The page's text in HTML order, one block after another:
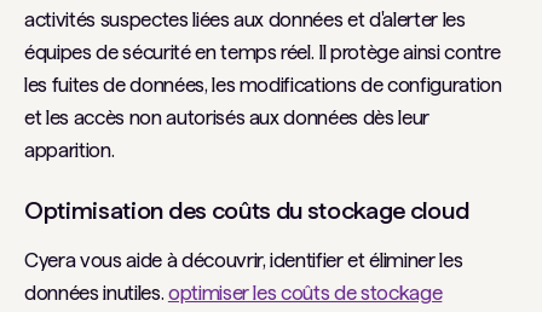
activités suspectes liées aux données et d'alerter les
équipes de sécurité en temps réel. Il protège ainsi contre
les fuites de données, les modifications de configuration
et les accès non autorisés aux données dès leur
apparition.
Optimisation des coûts du stockage cloud
Cyera vous aide à découvrir, identifier et éliminer les
données inutiles. optimiser les coûts de stockage